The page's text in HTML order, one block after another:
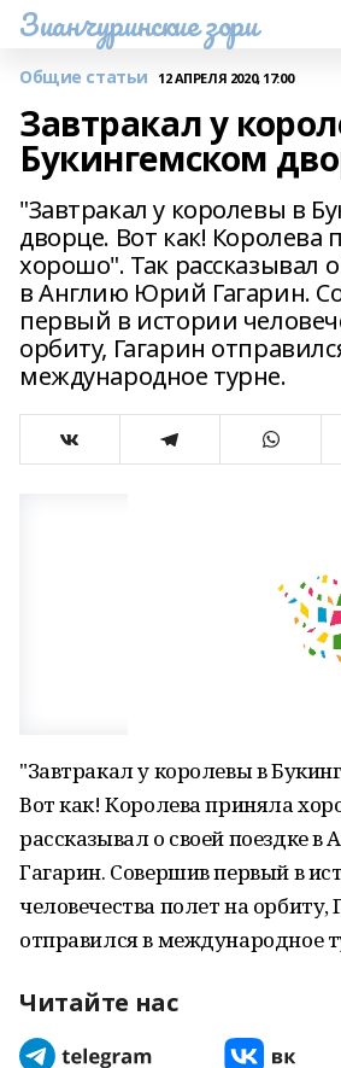
Зианчуринские зори
Общие статьи 12 АПРЕЛЯ 2020, 17:00
Завтракал у
Букингемском
"Завтракал у королевы в
дворце. Вот как! Королева
хорошо". Так рассказывал
в Англию Юрий Гагарин.
первый в истории
орбиту, Гагарин
международное турне.
"Завтракал у королевы в
Вот как! Королева приняла
рассказывал о своей поездке
Гагарин. Совершив первый в
человечества полет на орбиту,
отправился в международное
Читайте нас